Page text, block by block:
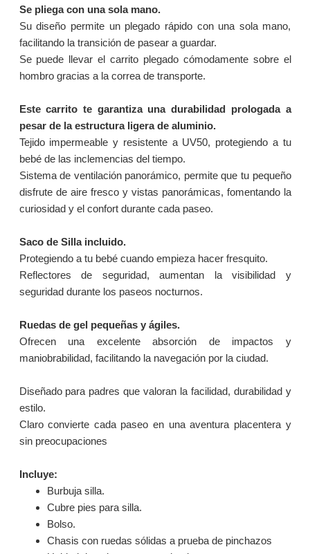
Se pliega con una sola mano.
Su diseño permite un plegado rápido con una sola mano,
facilitando la transición de pasear a guardar.
Se puede llevar el carrito plegado cómodamente sobre el
hombro gracias a la correa de transporte.
Este carrito te garantiza una durabilidad prologada a
pesar de la estructura ligera de aluminio.
Tejido impermeable y resistente a UV50, protegiendo a tu
bebé de las inclemencias del tiempo.
Sistema de ventilación panorámico, permite que tu pequeño
disfrute de aire fresco y vistas panorámicas, fomentando la
curiosidad y el confort durante cada paseo.
Saco de Silla incluido.
Protegiendo a tu bebé cuando empieza hacer fresquito.
Reflectores de seguridad, aumentan la visibilidad y
seguridad durante los paseos nocturnos.
Ruedas de gel pequeñas y ágiles.
Ofrecen una excelente absorción de impactos y
maniobrabilidad, facilitando la navegación por la ciudad.
Diseñado para padres que valoran la facilidad, durabilidad y
estilo.
Claro convierte cada paseo en una aventura placentera y
sin preocupaciones
Incluye:
Burbuja silla.
Cubre pies para silla.
Bolso.
Chasis con ruedas sólidas a prueba de pinchazos